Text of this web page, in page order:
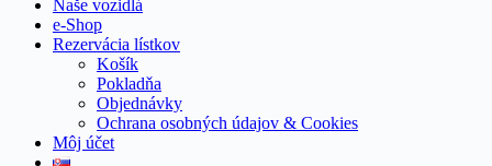
Naše vozidlá
e-Shop
Rezervácia lístkov
Košík
Pokladňa
Objednávky
Ochrana osobných údajov & Cookies
Môj účet